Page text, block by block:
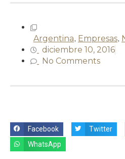
Argentina, Empresas,
diciembre 10, 2016
No Comments
Facebook Twitter
WhatsApp